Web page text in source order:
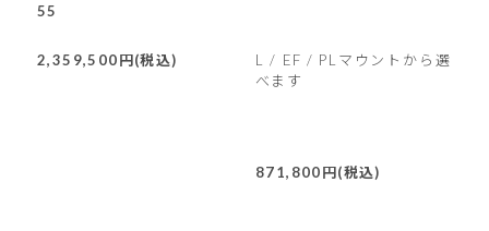
55
2,359,500円(税込)
L / EF / PLマウントから選
べます
871,800円(税込)